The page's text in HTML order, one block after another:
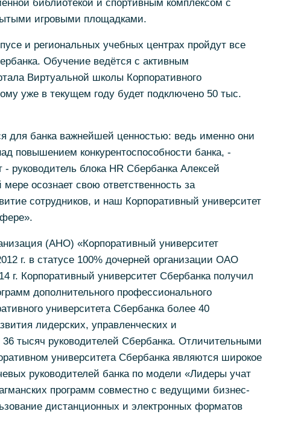
библиотекой и спортивным комплексом с
игровыми площадками.
и региональных учебных центрах пройдут все
Обучение ведётся с активным
Виртуальной школы Корпоративного
уже в текущем году будет подключено 50 тыс.
для банка важнейшей ценностью: ведь именно они
повышением конкурентоспособности банка, -
руководитель блока HR Сбербанка Алексей
осознает свою ответственность за
сотрудников, и наш Корпоративный университет
(АНО) «Корпоративный университет
г. в статусе 100% дочерней организации ОАО
г. Корпоративный университет Сбербанка получил
дополнительного профессионального
университета Сбербанка более 40
лидерских, управленческих и
тысяч руководителей Сбербанка. Отличительными
университета Сбербанка являются широкое
руководителей банка по модели «Лидеры учат
программ совместно с ведущими бизнес-
дистанционных и электронных форматов